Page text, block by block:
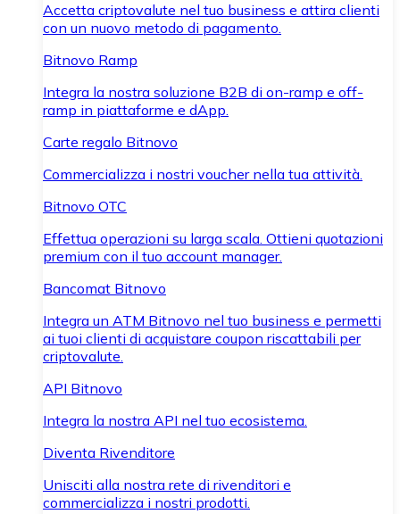
Accetta criptovalute nel tuo business e attira clienti
con un nuovo metodo di pagamento.
Bitnovo Ramp
Integra la nostra soluzione B2B di on-ramp e off-
ramp in piattaforme e dApp.
Carte regalo Bitnovo
Commercializza i nostri voucher nella tua attività.
Bitnovo OTC
Effettua operazioni su larga scala. Ottieni quotazioni
premium con il tuo account manager.
Bancomat Bitnovo
Integra un ATM Bitnovo nel tuo business e permetti
ai tuoi clienti di acquistare coupon riscattabili per
criptovalute.
API Bitnovo
Integra la nostra API nel tuo ecosistema.
Diventa Rivenditore
Unisciti alla nostra rete di rivenditori e
commercializza i nostri prodotti.